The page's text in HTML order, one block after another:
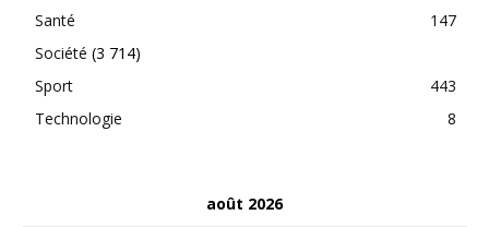
Santé
147
Société (3 714)
Sport
443
Technologie
8
août 2026